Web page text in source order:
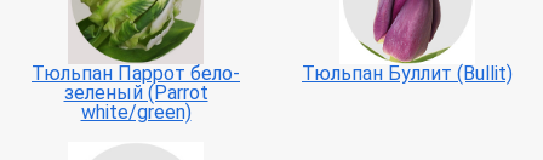
Тюльпан Паррот бело-
зеленый (Parrot
white/green)
Тюльпан Буллит (Bullit)